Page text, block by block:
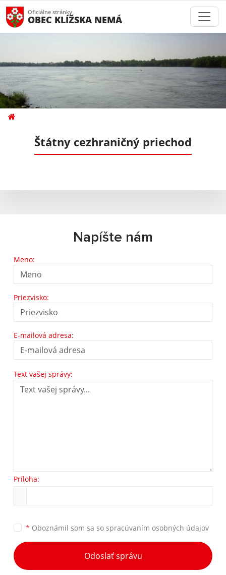
Oficiálne stránky
OBEC KLÍŽSKA NEMÁ
Štátny cezhraničný priechod
Napíšte nám
Meno:
Priezvisko:
E-mailová adresa:
Text vašej správy:
Príloha:
* Oboznámil som sa so spracúvaním osobných údajov
Odoslať správu